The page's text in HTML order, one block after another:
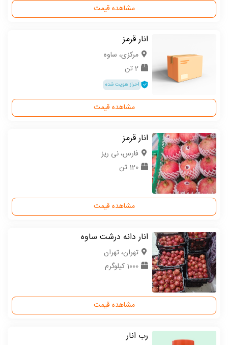
مشاهده قیمت
انار قرمز
مركزی، ساوه
2 تن
احراز هویت شده
مشاهده قیمت
انار قرمز
فارس، نی ریز
120 تن
مشاهده قیمت
انار دانه درشت ساوه
تهران، تهران
1000 کیلوگرم
مشاهده قیمت
رب انار